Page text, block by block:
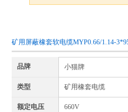
矿用屏蔽橡套软电缆MYP0.66/1.14-
品牌 小猫牌
类型 矿用橡套电缆
额定电压 660V